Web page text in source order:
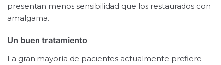
presentan menos sensibilidad que los restaurados con
amalgama.
Un buen tratamiento
La gran mayoría de pacientes actualmente prefiere